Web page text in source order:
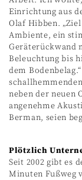
Einrichtung aus
Olaf Hibben.
Ambiente, ein
Geräterückwand
Beleuchtung bis
dem
neben der neuen
angenehme
Berman, seien
Plötzlich
Seit 2002 gibt es
Minuten Fußweg